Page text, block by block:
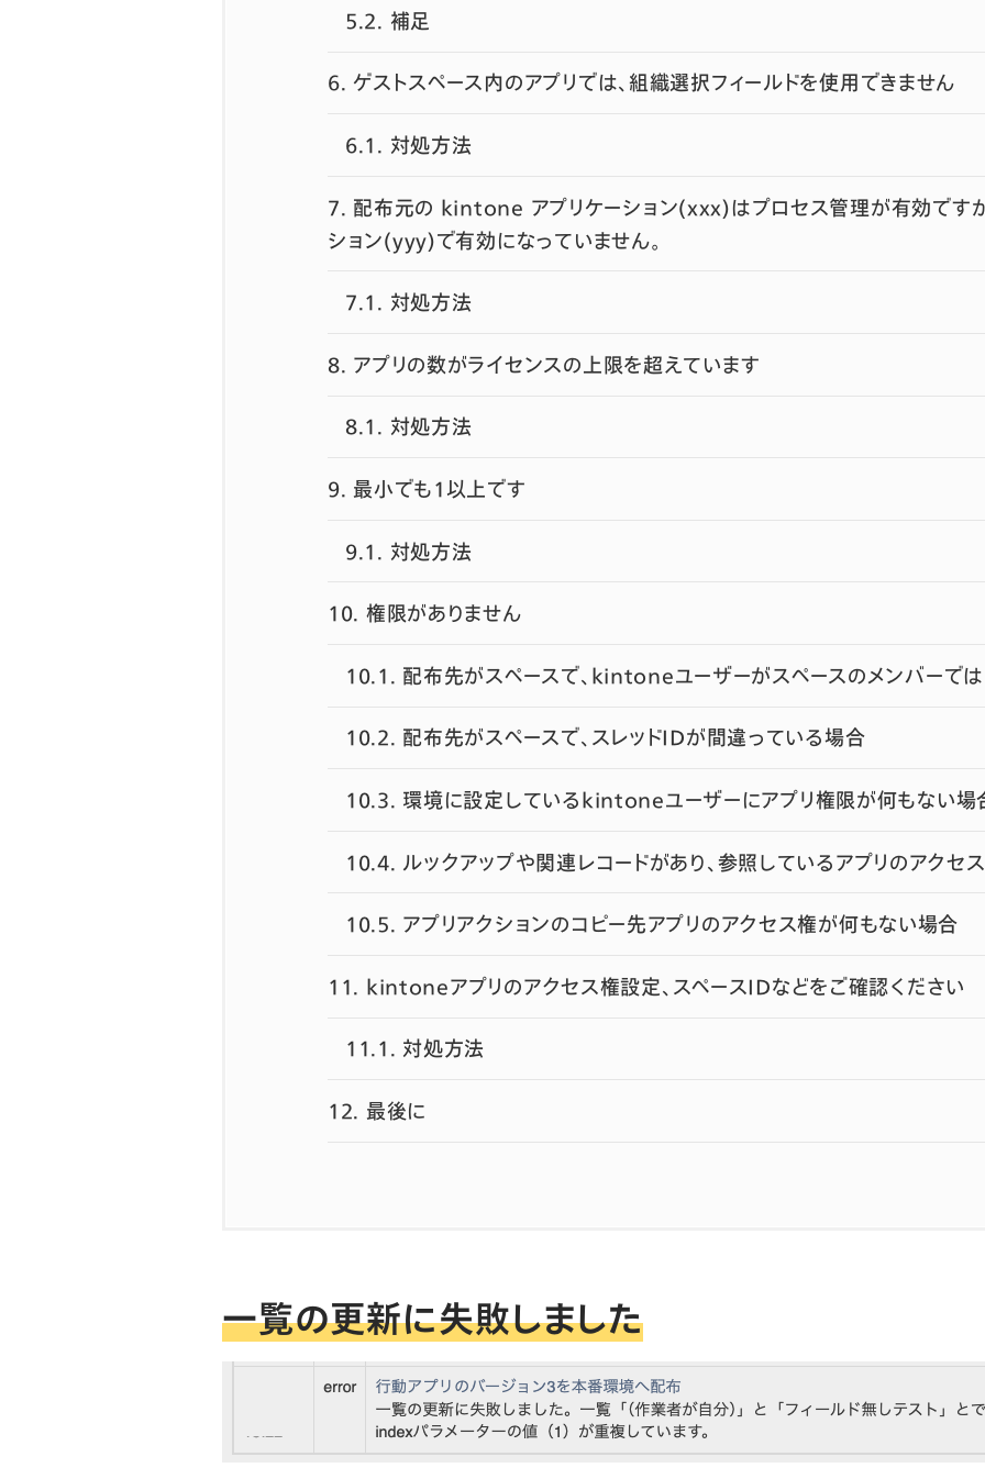
5.2. 補足
6. ゲストスペース内のアプリでは、組織選択フィールドを使用できません
6.1. 対処方法
7. 配布元の kintone アプリケーション(xxx)はプロセス管理が有効ですが
ション(yyy)で有効になっていません。
7.1. 対処方法
8. アプリの数がライセンスの上限を超えています
8.1. 対処方法
9.最小でも1以上です
9.1. 対処方法
10. 権限がありません
10.1. 配布先がスペースで、kintoneユーザーがスペースのメンバーで
10.2. 配布先がスペースで、スレッドIDが間違っている場合
10.3. 環境に設定しているkintoneユーザーにアプリ権限が何もない場
10.4. ルックアップや関連レコードがあり、参照しているアプリのアクセ
10.5. アプリアクションのコピー先アプリのアクセス権が何もない場合
11. kintoneアプリのアクセス権設定、スペースIDなどをご確認ください
11.1. 対処方法
12. 最後に
一覧の更新に失敗しました